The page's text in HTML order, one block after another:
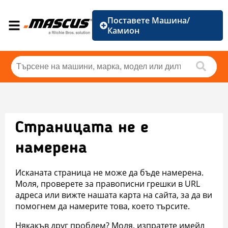
Поставете Машина/
Камион
Страницата не е
намерена
Исканата страница не може да бъде намерена.
Моля, проверете за правописни грешки в URL
адреса или вижте нашата карта на сайта, за да ви
помогнем да намерите това, което търсите.
Някакъв друг проблем? Моля, изпратете имейл